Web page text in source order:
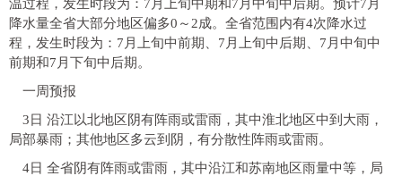
温过程，发生时段为：7月上旬中期和7月中旬中后期。预计7月
降水量全省大部分地区偏多0～2成。全省范围内有4次降水过
程，发生时段为：7月上旬中前期、7月上旬中后期、7月中旬中
前期和7月下旬中后期。
一周预报
3日 沿江以北地区阴有阵雨或雷雨，其中淮北地区中到大雨，
局部暴雨；其他地区多云到阴，有分散性阵雨或雷雨。
4日 全省阴有阵雨或雷雨，其中沿江和苏南地区雨量中等，局